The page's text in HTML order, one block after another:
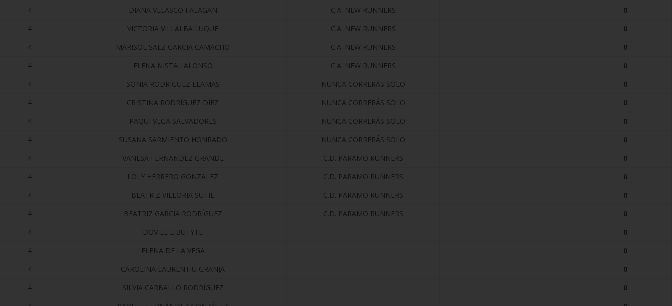
4
DIANA VELASCO FALAGAN C.A. NEW RUNNERS
0
4
VICTORIA VILLALBA LUQUE C.A. NEW RUNNERS
0
4
MARISOL SAEZ GARCIA CAMACHO C.A. NEW RUNNERS
0
4
ELENA NISTAL ALONSO C.A. NEW RUNNERS
0
4
SONIA RODRÍGUEZ LLAMAS NUNCA CORRERÁS SOLO
0
4
CRISTINA RODRÍGUEZ DÍEZ NUNCA CORRERÁS SOLO
0
4
PAQUI VEGA SALVADORES NUNCA CORRERÁS SOLO
0
4
SUSANA SARMIENTO HONRADO NUNCA CORRERÁS SOLO
0
4
VANESA FERNANDEZ GRANDE C.D. PARAMO RUNNERS
0
4
LOLY HERRERO GONZALEZ C.D. PARAMO RUNNERS
0
4
BEATRIZ VILLORIA SUTIL C.D. PARAMO RUNNERS
0
4
BEATRIZ GARCÍA RODRÍGUEZ C.D. PARAMO RUNNERS
0
4
DOVILE EIBUTYTE
0
4
ELENA DE LA VEGA
0
4
CAROLINA LAURENTIU GRANJA
0
4
SILVIA CARBALLO RODRÍGUEZ
0